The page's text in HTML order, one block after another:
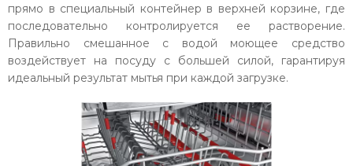
прямо в специальный контейнер в верхней корзине, где
последовательно контролируется ее растворение.
Правильно смешанное с водой моющее средство
воздействует на посуду с большей силой, гарантируя
идеальный результат мытья при каждой загрузке.